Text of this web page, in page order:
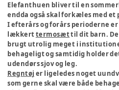
Elefanthuen bliver til en
endda også skal forkæles med
I efterårs og forårs perioderne
lækkerttermosættil dit barn.
brugt utrolig meget i
behageligt og samtidig holder
udendørs sjov og leg.
Regntøj er ligeledes noget
som gerne skal være både